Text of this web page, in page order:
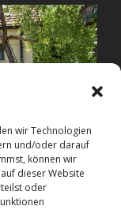
wir Technologien
und/oder darauf
können wir
dieser Website
oder